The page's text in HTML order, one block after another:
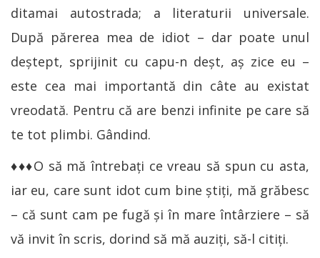
ditamai autostrada; a literaturii universale.
După părerea mea de idiot – dar poate unul
deştept, sprijinit cu capu-n deşt, aş zice eu –
este cea mai importantă din câte au existat
vreodată. Pentru că are benzi infinite pe care să
te tot plimbi. Gândind.
♦♦♦O să mă întrebaţi ce vreau să spun cu asta,
iar eu, care sunt idot cum bine ştiţi, mă grăbesc
– că sunt cam pe fugă şi în mare întârziere – să
vă invit în scris, dorind să mă auziţi, să-l citiţi.